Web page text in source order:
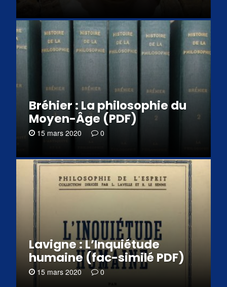
Bréhier : La philosophie du
Moyen-Âge (PDF)
15 mars 2020 0
Lavigne : L’Inquiétude
humaine (fac-similé PDF)
15 mars 2020 0